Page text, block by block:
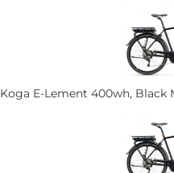
Koga E-Lement 400wh, Black